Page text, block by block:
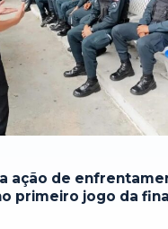
ação de
primeiro jogo da